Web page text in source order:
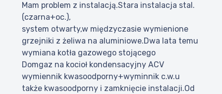
Mam problem z instalacją.Stara instalacja stal.
(czarna+oc.),
system otwarty,w międzyczasie wymienione
grzejniki z żeliwa na aluminiowe.Dwa lata temu
wymiana kotła gazowego stojącego
Domgaz na kocioł kondensacyjny ACV
wymiennik kwasoodporny+wyminnik c.w.u
także kwasoodporny i zamknięcie instalacji.Od